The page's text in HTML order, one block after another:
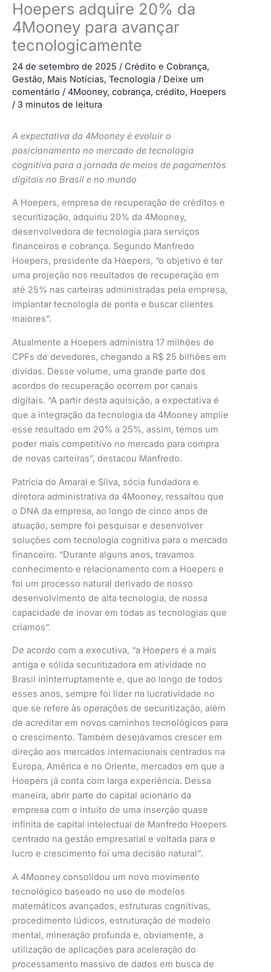
Hoepers adquire 20% da
4Mooney para avançar
tecnologicamente
24 de setembro de 2025 / Crédito e Cobrança,
Gestão, Mais Notícias, Tecnologia / Deixe um
comentário / 4Mooney, cobrança, crédito, Hoepers
/ 3 minutos de leitura
A expectativa da 4Mooney é evoluir o
posicionamento no mercado de tecnologia
cognitiva para a jornada de meios de pagamentos
digitais no Brasil e no mundo
A Hoepers, empresa de recuperação de créditos e
securitização, adquiriu 20% da 4Mooney,
desenvolvedora de tecnologia para serviços
financeiros e cobrança. Segundo Manfredo
Hoepers, presidente da Hoepers, “o objetivo é ter
uma projeção nos resultados de recuperação em
até 25% nas carteiras administradas pela empresa,
implantar tecnologia de ponta e buscar clientes
maiores”.
Atualmente a Hoepers administra 17 milhões de
CPFs de devedores, chegando a R$ 25 bilhões em
dívidas. Desse volume, uma grande parte dos
acordos de recuperação ocorrem por canais
digitais. “A partir desta aquisição, a expectativa é
que a integração da tecnologia da 4Mooney amplie
esse resultado em 20% a 25%, assim, temos um
poder mais competitivo no mercado para compra
de novas carteiras”, destacou Manfredo.
Patrícia do Amaral e Silva, sócia fundadora e
diretora administrativa da 4Mooney, ressaltou que
o DNA da empresa, ao longo de cinco anos de
atuação, sempre foi pesquisar e desenvolver
soluções com tecnologia cognitiva para o mercado
financeiro. “Durante alguns anos, travamos
conhecimento e relacionamento com a Hoepers e
foi um processo natural derivado de nosso
desenvolvimento de alta tecnologia, de nossa
capacidade de inovar em todas as tecnologias que
criamos”.
De acordo com a executiva, “a Hoepers é a mais
antiga e sólida securitizadora em atividade no
Brasil ininterruptamente e, que ao longo de todos
esses anos, sempre foi líder na lucratividade no
que se refere às operações de securitização, além
de acreditar em novos caminhos tecnológicos para
o crescimento. Também desejávamos crescer em
direção aos mercados internacionais centrados na
Europa, América e no Oriente, mercados em que a
Hoepers já conta com larga experiência. Dessa
maneira, abrir parte do capital acionário da
empresa com o intuito de uma inserção quase
infinita de capital intelectual de Manfredo Hoepers
centrado na gestão empresarial e voltada para o
lucro e crescimento foi uma decisão natural”.
A 4Mooney consolidou um novo movimento
tecnológico baseado no uso de modelos
matemáticos avançados, estruturas cognitivas,
procedimento lúdicos, estruturação de modelo
mental, mineração profunda e, obviamente, a
utilização de aplicações para aceleração do
processamento massivo de dados em busca de